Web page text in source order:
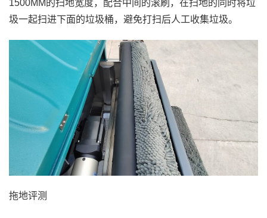
1500MM的扫地宽度，配合中间的滚刷，在扫地的同时将垃
圾一起扫进下面的垃圾桶，避免打扫后人工收集垃圾。
拖地评测